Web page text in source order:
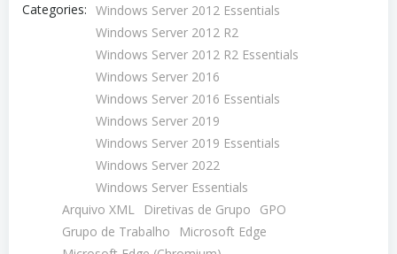
Categories: Windows Server 2012 Essentials
Windows Server 2012 R2
Windows Server 2012 R2 Essentials
Windows Server 2016
Windows Server 2016 Essentials
Windows Server 2019
Windows Server 2019 Essentials
Windows Server 2022
Windows Server Essentials
Arquivo XML
Diretivas de Grupo
GPO
Grupo de Trabalho
Microsoft Edge